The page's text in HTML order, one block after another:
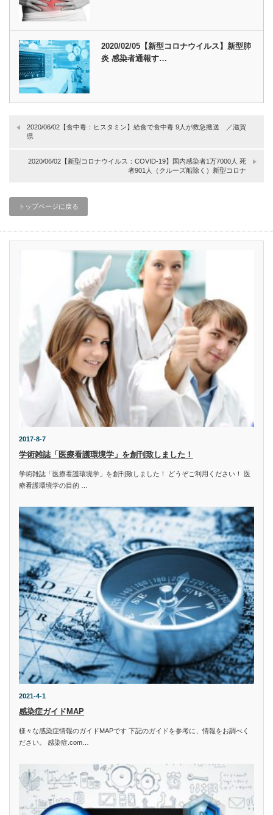
2020/02/05【新型コロナウイルス】新型肺
炎 感染者通報す…
2020/06/02【食中毒：ヒスタミン】給食で食中毒 9人が救急搬送 ／滋賀
県
2020/06/02【新型コロナウイルス：COVID-19】国内感染者1万7000人 死
者901人（クルーズ船除く）新型コロナ
トップページに戻る
2017-8-7
学術雑誌「医療看護環境学」を創刊致しました！
学術雑誌「医療看護環境学」を創刊致しました！ どうぞご利用ください！ 医
療看護環境学の目的 …
2021-4-1
感染症ガイドMAP
様々な感染症情報のガイドMAPです 下記のガイドを参考に、情報をお調べく
ださい。 感染症.com…